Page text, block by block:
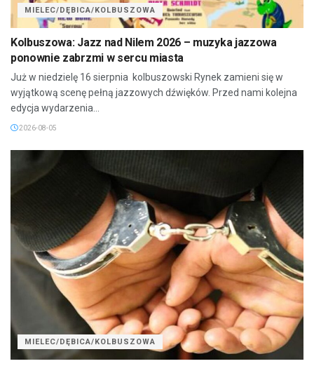
MIELEC/DĘBICA/KOLBUSZOWA
Kolbuszowa: Jazz nad Nilem 2026 – muzyka jazzowa
ponownie zabrzmi w sercu miasta
Już w niedzielę 16 sierpnia kolbuszowski Rynek zamieni się w
wyjątkową scenę pełną jazzowych dźwięków. Przed nami kolejna
edycja wydarzenia...
2026-08-05
MIELEC/DĘBICA/KOLBUSZOWA